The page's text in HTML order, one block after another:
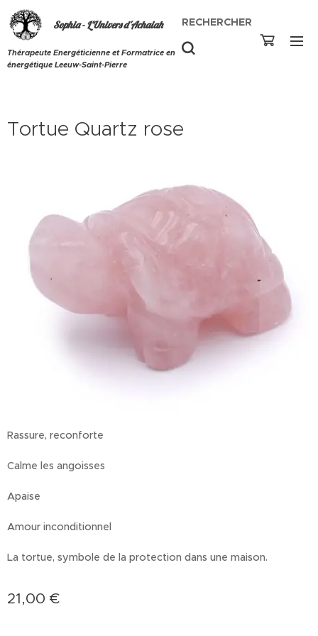
Sophia - L'Univers d'Achaiah
Thérapeute Energéticienne et Formatrice en
énergétique Leeuw-Saint-Pierre
RECHERCHER
Tortue Quartz rose
Rassure, reconforte
Calme les angoisses
Apaise
Amour inconditionnel
La tortue, symbole de la protection dans une maison.
21,00 €